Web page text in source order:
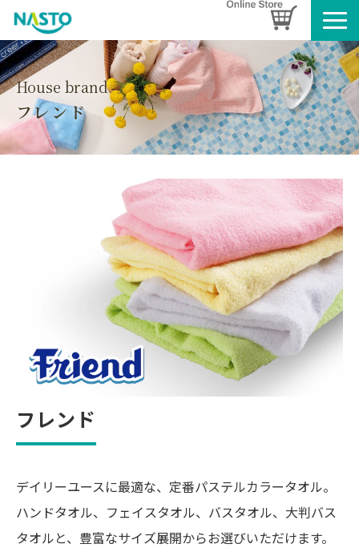
企業情報
製品情報
お知らせ
ブログ
採用情報
SDGsへの取り組み
House brand
フレンド
フレンド
デイリーユースに最適な、定番パステルカラータオル。
ハンドタオル、フェイスタオル、バスタオル、大判バス
タオルと、豊富なサイズ展開からお選びいただけます。